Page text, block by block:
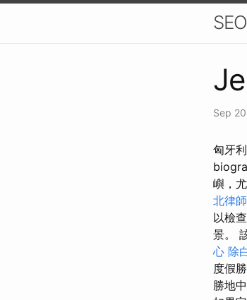
Sep
匈牙
嶼，
北律
以檢
景。
心 除
度假
勝地